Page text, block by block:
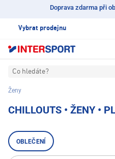
Doprava zdarma při
Vybrat prodejnu
Co hledáte?
Ženy
CHILLOUTS • ŽENY •
OBLEČENÍ